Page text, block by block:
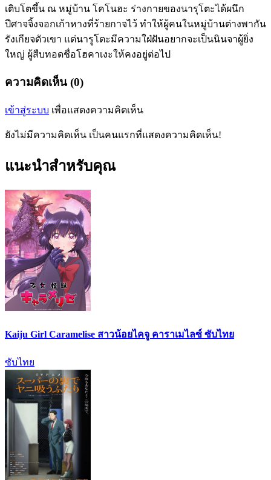
เติบโตขึ้น ณ หมู่บ้าน โคโนฮะ ร่างกายของนารุโตะได้ผนึก
ปีศาจจิ้งจอกเก้าหางที่ร้ายกาจไว้ ทำให้ผู้คนในหมู่บ้านต่างพากัน
รังเกียจตัวเขา แต่นารูโตะมีความใฝ่ฝันอยากจะเป็นนินจาผู้ยิ่ง
ใหญ่ ผู้สืบทอดชื่อโฮคาเงะให้คงอยู่ต่อไป
ความคิดเห็น (0)
เข้าสู่ระบบ เพื่อแสดงความคิดเห็น
ยังไม่มีความคิดเห็น เป็นคนแรกที่แสดงความคิดเห็น!
แนะนำสำหรับคุณ
Kaiju Girl Caramelise สาวน้อยไคจู คาราเมไลซ์ ซับไทย
ซับไทย